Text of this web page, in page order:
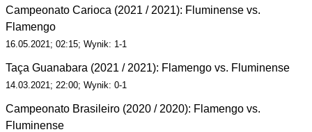
Campeonato Carioca (2021 / 2021): Fluminense vs.
Flamengo
16.05.2021; 02:15; Wynik: 1-1
Taça Guanabara (2021 / 2021): Flamengo vs. Fluminense
14.03.2021; 22:00; Wynik: 0-1
Campeonato Brasileiro (2020 / 2020): Flamengo vs.
Fluminense